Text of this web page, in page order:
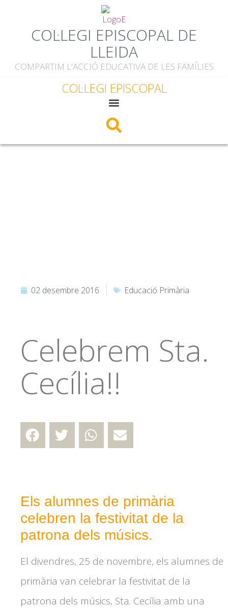
COL·LEGI EPISCOPAL DE
LLEIDA
COMPARTIM L'ACCIÓ EDUCATIVA DE LES FAMÍLIES
COL·LEGI EPISCOPAL
02 desembre 2016 Educació Primària
Celebrem Sta.
Cecília!!
Els alumnes de primària
celebren la festivitat de la
patrona dels músics.
El divendres, 25 de novembre, els alumnes de
primària van celebrar la festivitat de la
patrona dels músics, Sta. Cecília amb una